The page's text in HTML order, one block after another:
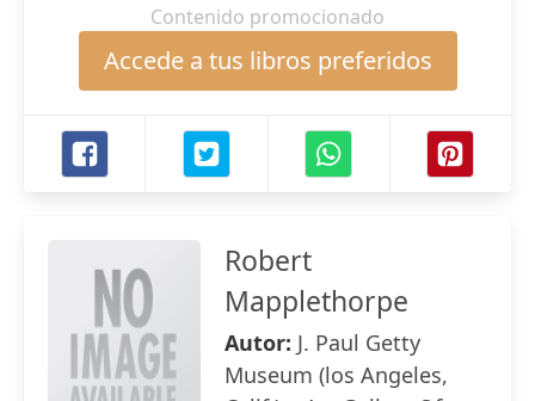
Contenido promocionado
Accede a tus libros preferidos
Robert
Mapplethorpe
Autor: J. Paul Getty
Museum (los Angeles,